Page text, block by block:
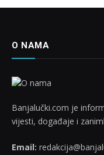
O NAMA
Banjalučki.com je
vijesti, događaje i
Email: